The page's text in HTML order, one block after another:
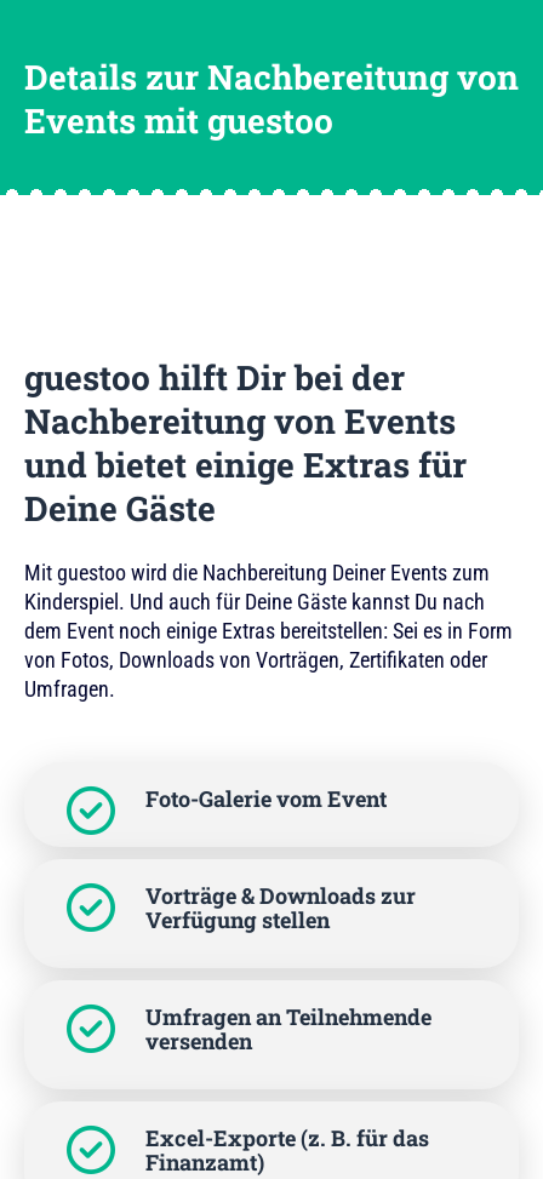
Details zur Nachbereitung von
Events mit guestoo
guestoo hilft Dir bei der
Nachbereitung von Events
und bietet einige Extras für
Deine Gäste
Mit guestoo wird die Nachbereitung Deiner Events zum
Kinderspiel. Und auch für Deine Gäste kannst Du nach
dem Event noch einige Extras bereitstellen: Sei es in Form
von Fotos, Downloads von Vorträgen, Zertifikaten oder
Umfragen.
Foto-Galerie vom Event
Vorträge & Downloads zur
Verfügung stellen
Umfragen an Teilnehmende
versenden
Excel-Exporte (z. B. für das
Finanzamt)